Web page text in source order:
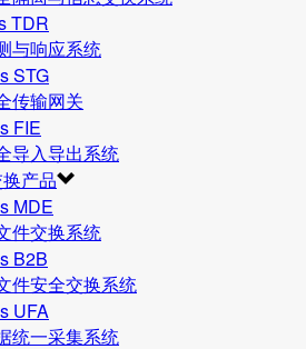
TDR
与响应系统
STG
传输网关
FIE
导入导出系统
产品
MDE
件交换系统
B2B
件安全交换系统
UFA
统⼀采集系统